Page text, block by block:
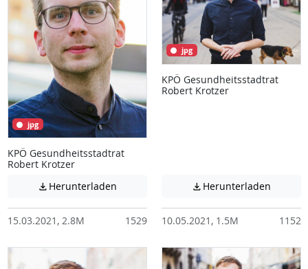
jpg
KPÖ Gesundheitsstadtrat
Robert Krotzer
 Herunterladen Achtung: Diese Datei enthält unter
15.03.2021, 2.8M 1529
jpg
KPÖ Gesundheitsstadtrat
Robert Krotzer
 Herunterladen
10.05.2021, 1.5M 1152